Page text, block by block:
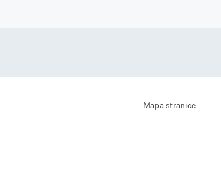
Mapa stranice